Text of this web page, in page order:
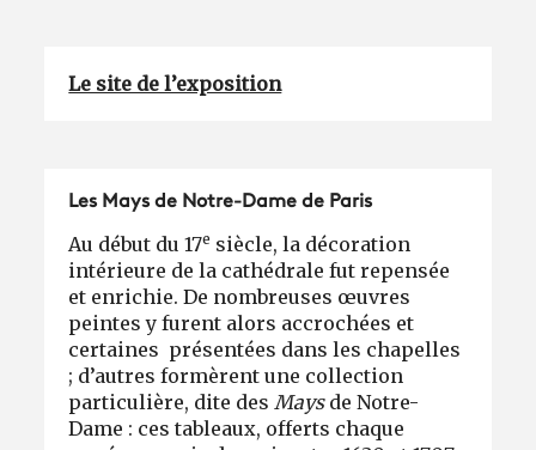
Le site de l’exposition
Les Mays de Notre-Dame de Paris
Au début du 17e siècle, la décoration
intérieure de la cathédrale fut repensée
et enrichie. De nombreuses œuvres
peintes y furent alors accrochées et
certaines présentées dans les chapelles
; d’autres formèrent une collection
particulière, dite desMaysde Notre-
Dame : ces tableaux, offerts chaque